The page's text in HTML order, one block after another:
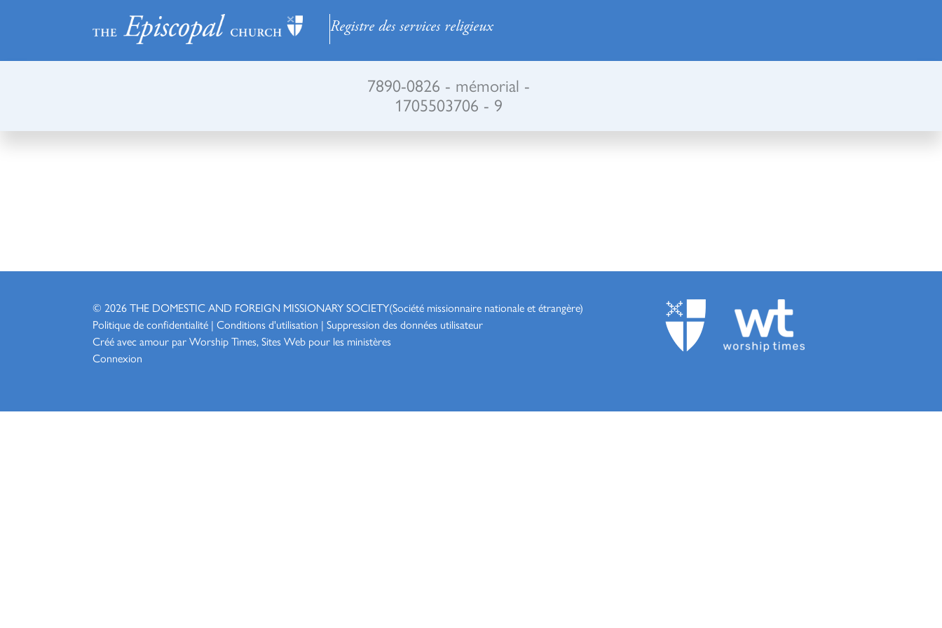
Registre des services religieux
7890-0826 - mémorial -
1705503706 - 9
© 2026THE DOMESTIC AND FOREIGN MISSIONARY SOCIETY(Société missionnaire nationale et étrangère)
Politique de confidentialité | Conditions d'utilisation | Suppression des données utilisateur
Créé avec amour par WorshipTimes, Sites Web pour les ministères
Connexion